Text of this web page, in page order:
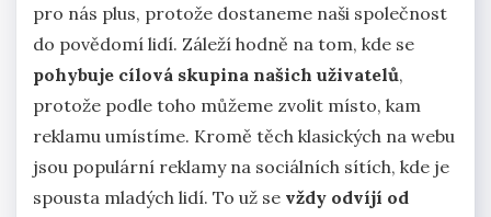
pro nás plus, protože dostaneme naši společnost
do povědomí lidí. Záleží hodně na tom, kde se
pohybuje cílová skupina našich uživatelů,
protože podle toho můžeme zvolit místo, kam
reklamu umístíme. Kromě těch klasických na webu
jsou populární reklamy na sociálních sítích, kde je
spousta mladých lidí. To už se vždy odvíjí od